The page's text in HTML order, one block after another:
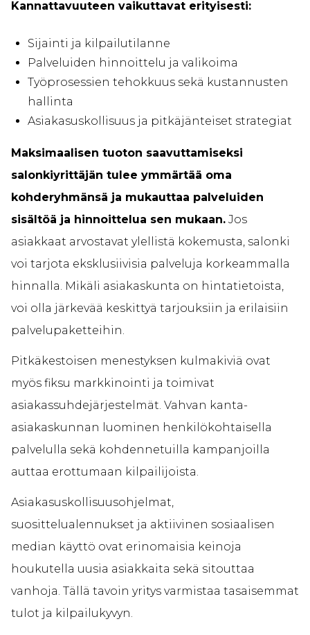
Kannattavuuteen vaikuttavat erityisesti:
Sijainti ja kilpailutilanne
Palveluiden hinnoittelu ja valikoima
Työprosessien tehokkuus sekä kustannusten
hallinta
Asiakasuskollisuus ja pitkäjänteiset strategiat
Maksimaalisen tuoton saavuttamiseksi
salonkiyrittäjän tulee ymmärtää oma
kohderyhmänsä ja mukauttaa palveluiden
sisältöä ja hinnoittelua sen mukaan. Jos
asiakkaat arvostavat ylellistä kokemusta, salonki
voi tarjota eksklusiivisia palveluja korkeammalla
hinnalla. Mikäli asiakaskunta on hintatietoista,
voi olla järkevää keskittyä tarjouksiin ja erilaisiin
palvelupaketteihin.
Pitkäkestoisen menestyksen kulmakiviä ovat
myös fiksu markkinointi ja toimivat
asiakassuhdejärjestelmät. Vahvan kanta-
asiakaskunnan luominen henkilökohtaisella
palvelulla sekä kohdennetuilla kampanjoilla
auttaa erottumaan kilpailijoista.
Asiakasuskollisuusohjelmat,
suosittelualennukset ja aktiivinen sosiaalisen
median käyttö ovat erinomaisia keinoja
houkutella uusia asiakkaita sekä sitouttaa
vanhoja. Tällä tavoin yritys varmistaa tasaisemmat
tulot ja kilpailukyvyn.